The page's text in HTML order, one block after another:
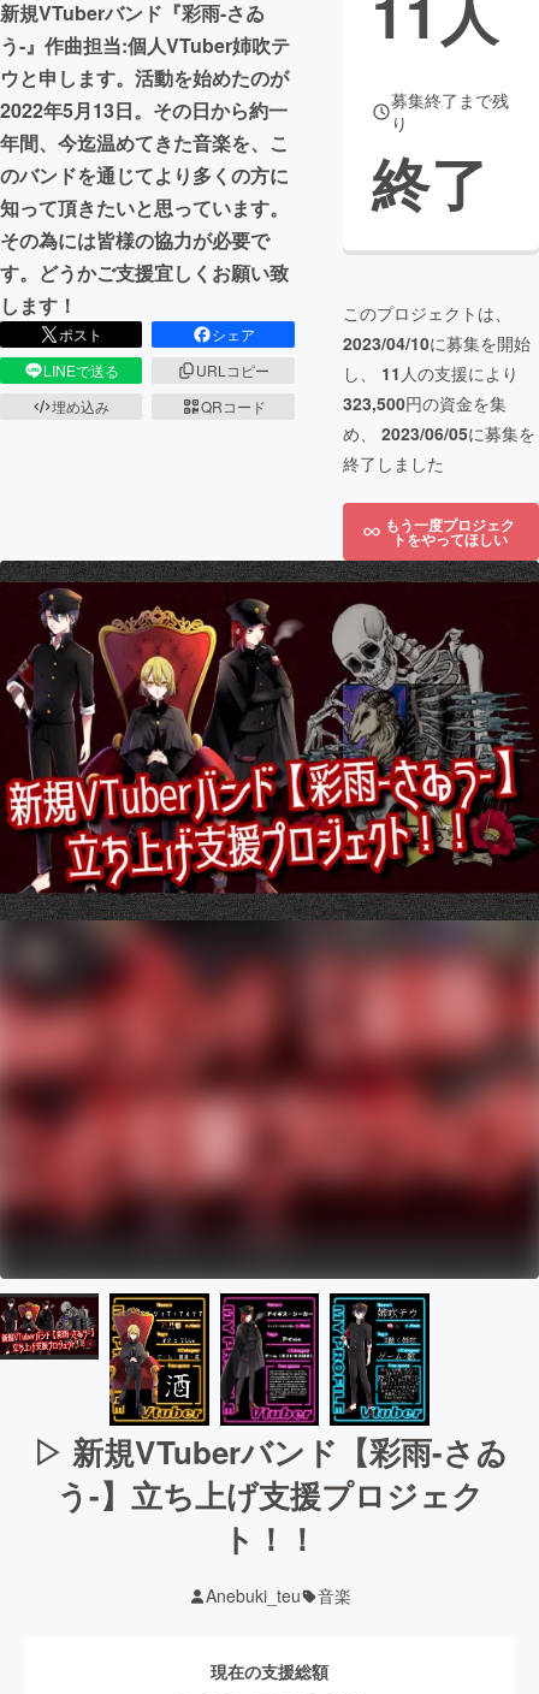
新規VTuberバンド『彩雨-さゐ
う-』作曲担当:個人VTuber姉吹テ
ウと申します。活動を始めたのが
2022年5月13日。その日から約一
年間、今迄温めてきた音楽を、こ
のバンドを通じてより多くの方に
知って頂きたいと思っています。
その為には皆様の協力が必要で
す。どうかご支援宜しくお願い致
します！
ポスト
シェア
LINEで送る
URLコピー
埋め込み
QRコード
募集終了まで残
り
終了
このプロジェクトは、
2023/04/10に募集を開始
し、 11 人の支援により
323,500円の資金を集
め、 2023/06/05に募集を
終了しました
もう一度プロジェク
トをやってほしい
▷ 新規VTuberバンド【彩雨-さゐ
う-】立ち上げ支援プロジェク
ト！！
Anebuki_teu 音楽
現在の支援総額